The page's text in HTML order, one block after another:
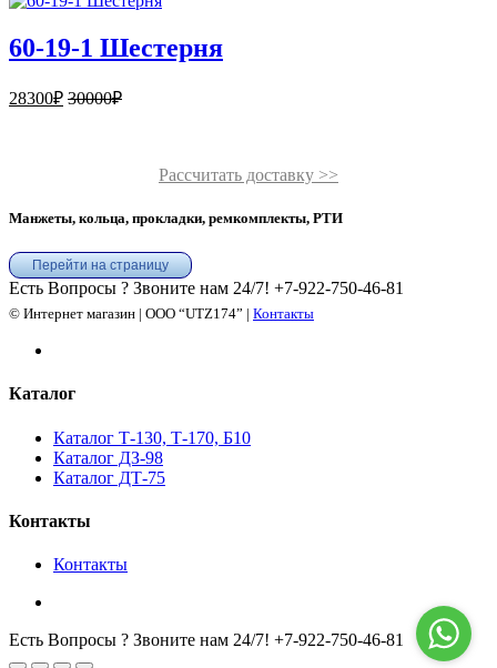
60-19-1 Шестерня
28300₽ 30000₽
Рассчитать доставку >>
Манжеты, кольца, прокладки, ремкомплекты, РТИ
Перейти на страницу
Есть Вопросы ? Звоните нам 24/7! +7-922-750-46-81
© Интернет магазин | ООО “UTZ174” | Контакты
Каталог
Каталог Т-130, Т-170, Б10
Каталог ДЗ-98
Каталог ДТ-75
Контакты
Контакты
Есть Вопросы ? Звоните нам 24/7! +7-922-750-46-81